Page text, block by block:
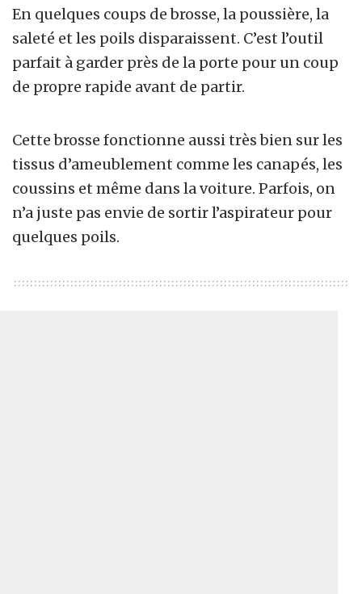
En quelques coups de brosse, la poussière, la
saleté et les poils disparaissent. C’est l’outil
parfait à garder près de la porte pour un coup
de propre rapide avant de partir.
Cette brosse fonctionne aussi très bien sur les
tissus d’ameublement comme les canapés, les
coussins et même dans la voiture. Parfois, on
n’a juste pas envie de sortir l’aspirateur pour
quelques poils.